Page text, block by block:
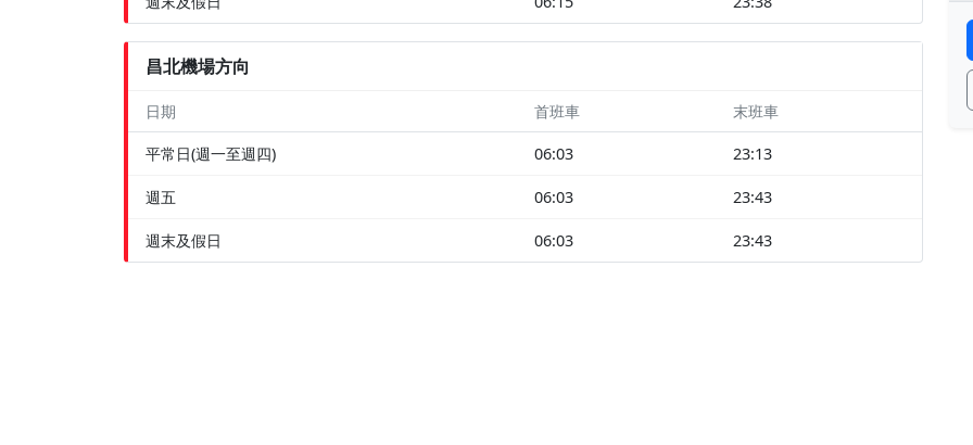
昌北機場方向
日期 首班車 末班車
平常日(週一至週四) 06:03 23:13
週五 06:03 23:43
週末及假日 06:03 23:43